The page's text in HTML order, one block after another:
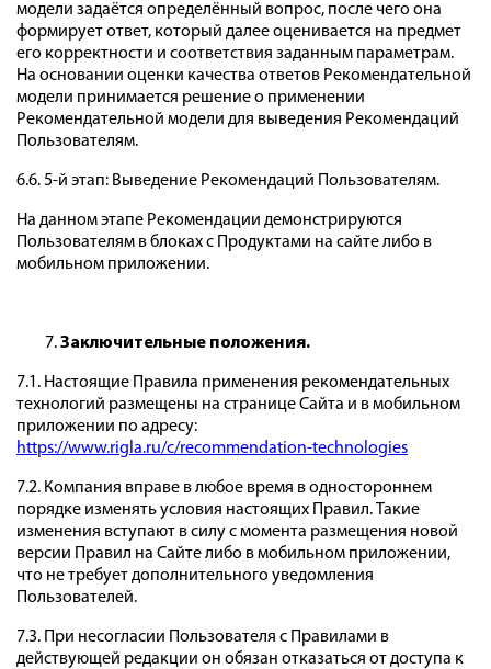
модели задаётся определённый вопрос, после чего она
формирует ответ, который далее оценивается на предмет
его корректности и соответствия заданным параметрам.
На основании оценки качества ответов Рекомендательной
модели принимается решение о применении
Рекомендательной модели для выведения Рекомендаций
Пользователям.
6.6. 5-й этап: Выведение Рекомендаций Пользователям.
На данном этапе Рекомендации демонстрируются
Пользователям в блоках с Продуктами на сайте либо в
мобильном приложении.
Заключительные положения.
7.1. Настоящие Правила применения рекомендательных
технологий размещены на странице Сайта и в мобильном
приложении по адресу:
https://www.rigla.ru/c/recommendation-technologies
7.2. Компания вправе в любое время в одностороннем
порядке изменять условия настоящих Правил. Такие
изменения вступают в силу с момента размещения новой
версии Правил на Сайте либо в мобильном приложении,
что не требует дополнительного уведомления
Пользователей.
7.3. При несогласии Пользователя с Правилами в
действующей редакции он обязан отказаться от доступа к